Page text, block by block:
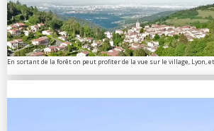
En sortant de la forêt on peut profiter de la vue sur le village, Lyon,